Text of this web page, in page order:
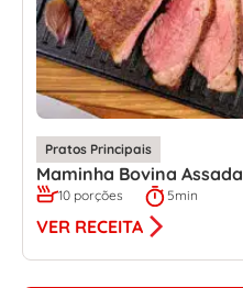
Pratos Principais
Maminha Bovina Assada
10 porções 5min
VER RECEITA